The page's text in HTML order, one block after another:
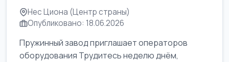
Нес Циона (Центр страны)
Опубликовано: 18.06.2026
Пружинный завод приглашает операторов
оборудования Трудитесь неделю днём,